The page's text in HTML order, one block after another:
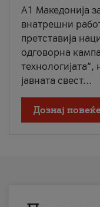
A1 Македонија
внатрешни
претставија
одговорна
јавната свест...
Дознај